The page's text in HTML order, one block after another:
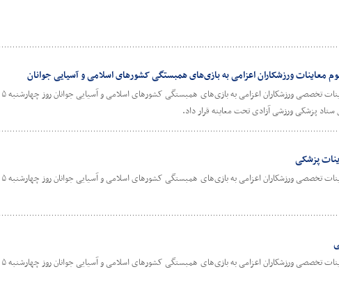
معاینات ورزشکاران اعزامی به بازی‌های همبستگی کشورهای اسلامی و آسیایی جوانان
پزشکی ورزشی آزادی تحت معاینه قرار داد.
پزشکی